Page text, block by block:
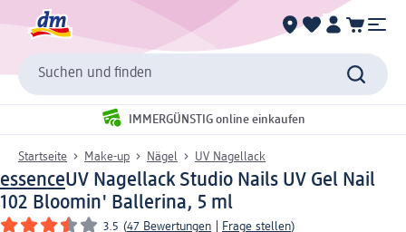
Suchen und finden
IMMERGÜNSTIG online einkaufen
Startseite Make-up Nägel UV Nagellack
essenceUV Nagellack Studio Nails UV Gel Nail
102 Bloomin' Ballerina, 5 ml
3.5 (47 Bewertungen Frage stellen)